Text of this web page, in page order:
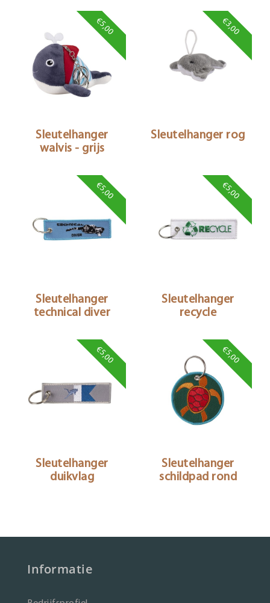
€5,00
Sleutelhanger
walvis - grijs
€3,00
Sleutelhanger rog
€5,00
Sleutelhanger
technical diver
€5,00
Sleutelhanger
recycle
€5,00
Sleutelhanger
duikvlag
€5,00
Sleutelhanger
schildpad rond
Informatie